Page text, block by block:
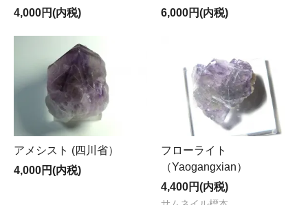
4,000円(内税)
6,000円(内税)
アメシスト (四川省）
4,000円(内税)
フローライト
（Yaogangxian）
4,400円(内税)